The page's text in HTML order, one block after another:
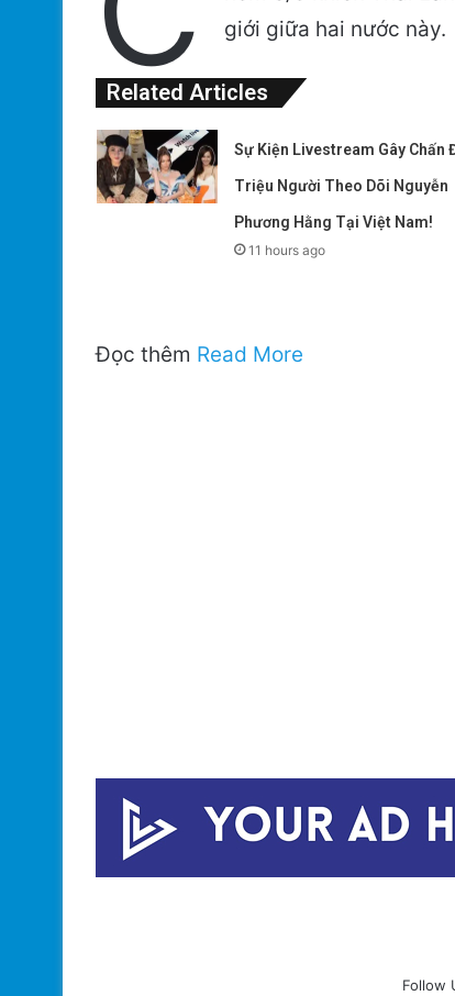
giới giữa hai nước này.
Related Articles
Sự Kiện Livestream Gây Chấn
Triệu Người Theo Dõi Nguyễn
Phương Hằng Tại Việt Nam!
11 hours ago
Đọc thêm Read More
Follow